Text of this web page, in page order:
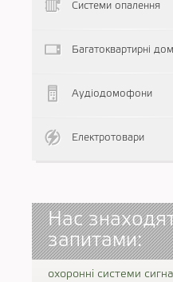
Системи опалення
Багатоквартирні
Аудіодомофони
Електротовари
Нас
запитами:
охоронні системи